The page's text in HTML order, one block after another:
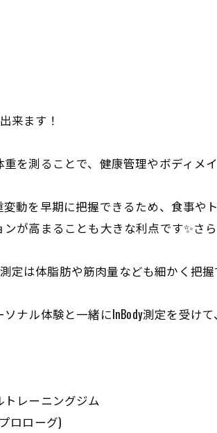
来ます！
重を測ることで、健康管理やボディメ
変動を早期に把握できるため、食事
ンが高まることも大きな利点です✨さ
測定は体脂肪や筋肉量なども細かく把
ナル体験と一緒にInBody測定を受け
トレーニングジム
(プロローグ)